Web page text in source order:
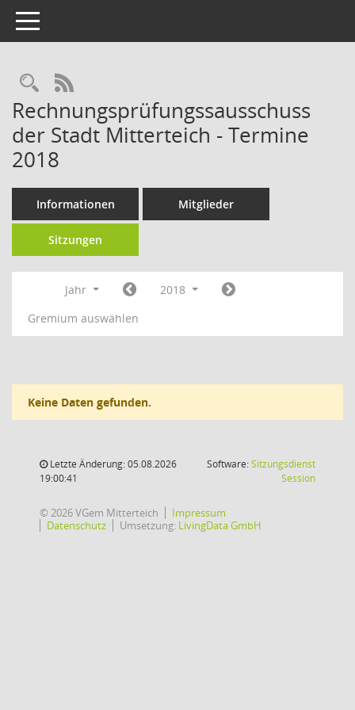
Toggle navigation
RSS-Feed
Rechnungsprüfungssausschuss
der Stadt Mitterteich - Termine
2018
Informationen Mitglieder
Sitzungen
Jahr
2018
Gremium auswählen
Keine Daten gefunden.
Letzte Änderung: 05.08.2026
19:00:41
Software:Sitzungsdienst
Session(Wird in
© 2026 VGem Mitterteich
Impressum
Datenschutz
Umsetzung: LivingData GmbH